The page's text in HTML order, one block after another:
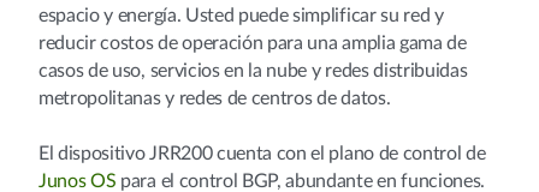
espacio y energía. Usted puede simplificar su red y
reducir costos de operación para una amplia gama de
casos de uso, servicios en la nube y redes distribuidas
metropolitanas y redes de centros de datos.
El dispositivo JRR200 cuenta con el plano de control de
Junos OS para el control BGP, abundante en funciones.